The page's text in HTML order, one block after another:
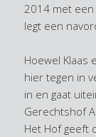
2014 met een
legt een
Hoewel Klaas
hier tegen in
in en gaat
Gerechtshof
Het Hof geeft